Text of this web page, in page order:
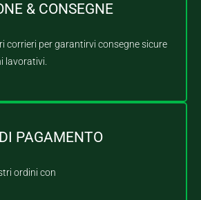
& CONSEGNE
corrieri per garantirvi consegne sicure
lavorativi.
PAGAMENTO
ordini con